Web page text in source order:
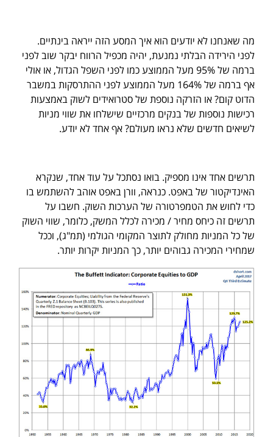
מה שאנחנו לא יודעים הוא איך המסע הזה ייראה בינתיים.
לפני הירידה הבלתי נמנעת, יהיה מכפיל הרווח יבקר שוב לפני
ברמה של 95% מעל הממוצע כמו לפני השפל הגדול, או אולי
אף ברמה של 164% מעל הממוצע לפני ההתרסקות במשבר
הדוט קום? או הזרקה נוספת של סטרואידים לשוק באמצעות
רכישות נוספות של בנקים מרכזיים שישלחו את שווי מניות
לשיאים חדשים שלא נראו מעולם? אף אחד לא יודע.
תרשים אחד אינו מספיק. בואו נסתכל על עוד אחד, שנקרא
האינדיקטור של באפט. כנראה, וורן באפט אוהב להשתמש בו
כדי לחוש את הטמפרטורה של הערכות השוק. חשבו על
תרשים זה כיחס מחיר / מכירה לכלל המשק, כלומר, שווי השוק
של כל המניות מחולק לתוצר המקומי הגולמי (תמ"ג), וככל
שמחירי המכירה גבוהים יותר, כך המניות יקרות יותר.